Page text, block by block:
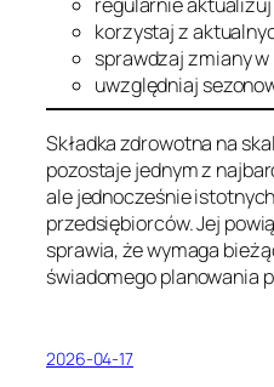
korzystaj z
sprawdzaj zmiany
uwzględniaj
Składka zdrowotna na
pozostaje jednym z
ale jednocześnie
przedsiębiorców. Jej
sprawia, że wymaga
świadomego planowania
2026-04-17